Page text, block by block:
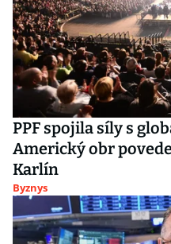
PPF spojila síly s
Americký obr
Karlín
Byznys